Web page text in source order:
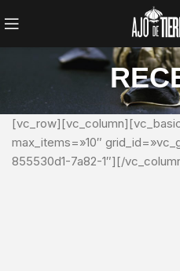
max_items=»10″
855530d1-7a82-1″][/